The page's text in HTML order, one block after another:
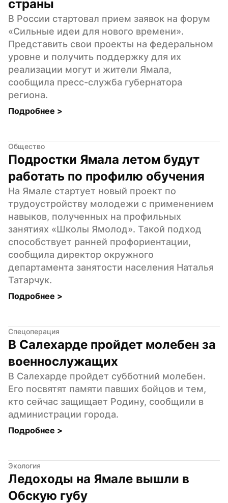
страны
В России стартовал прием заявок на форум
«Сильные идеи для нового времени».
Представить свои проекты на федеральном
уровне и получить поддержку для их
реализации могут и жители Ямала,
сообщила пресс-служба губернатора
региона.
Подробнее >
Общество
Подростки Ямала летом будут
работать по профилю обучения
На Ямале стартует новый проект по
трудоустройству молодежи с применением
навыков, полученных на профильных
занятиях «Школы Ямолод». Такой подход
способствует ранней профориентации,
сообщила директор окружного
департамента занятости населения Наталья
Татарчук.
Подробнее >
Спецоперация
В Салехарде пройдет молебен за
военнослужащих
В Салехарде пройдет субботний молебен.
Его посвятят памяти павших бойцов и тем,
кто сейчас защищает Родину, сообщили в
администрации города.
Подробнее >
Экология
Ледоходы на Ямале вышли в
Обскую губу